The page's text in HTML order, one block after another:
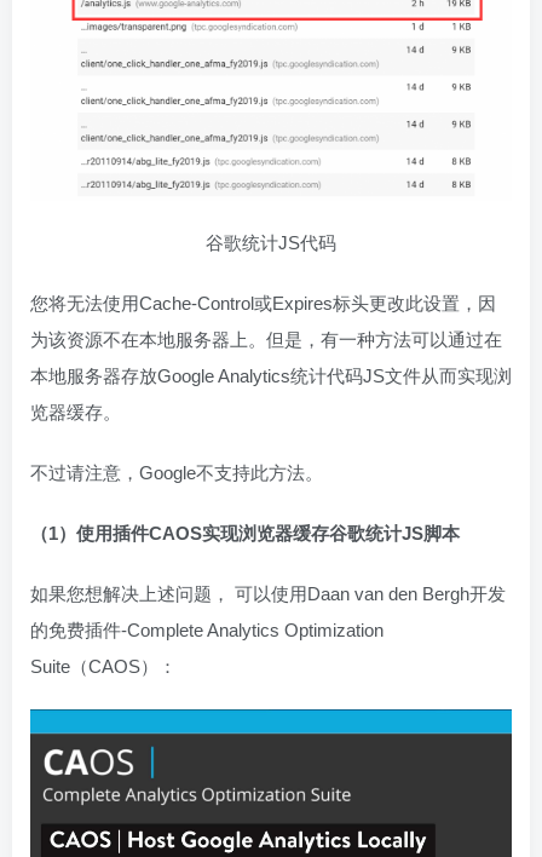
谷歌统计JS代码
您将无法使用Cache-Control或Expires标头更改此设置，因
为该资源不在本地服务器上。但是，有一种方法可以通过在
本地服务器存放Google Analytics统计代码JS文件从而实现浏
览器缓存。
不过请注意，Google不支持此方法。
（1）使用插件CAOS实现浏览器缓存谷歌统计JS脚本
如果您想解决上述问题， 可以使用Daan van den Bergh开发
的免费插件-Complete Analytics Optimization
Suite（CAOS）：